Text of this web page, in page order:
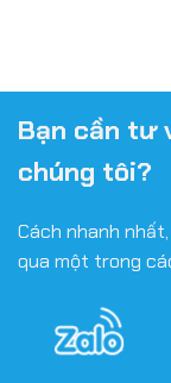
Bạn cần tư
chúng tôi?
Cách nhanh
qua một trong